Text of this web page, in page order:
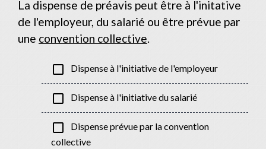
La dispense de préavis peut être à l'initative
de l'employeur, du salarié ou être prévue par
une convention collective.
check_box_outline_blank Dispense à l'initiative de l'employeur
check_box_outline_blank Dispense à l'initiative du salarié
check_box_outline_blank
Dispense prévue par la convention
collective